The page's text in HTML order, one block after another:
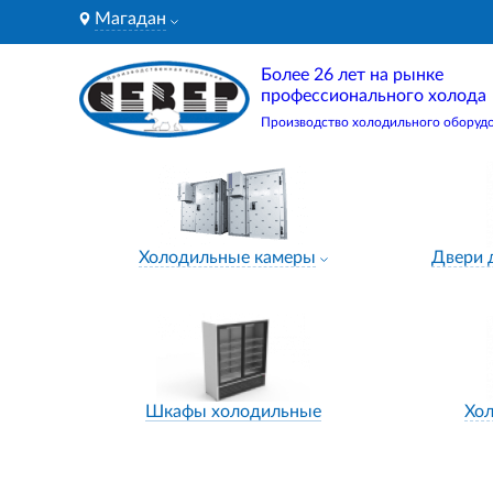
Магадан
Более 26 лет на рынке
профессионального холода
Производство холодильного
Холодильные камеры Двери
Шкафы холодильные